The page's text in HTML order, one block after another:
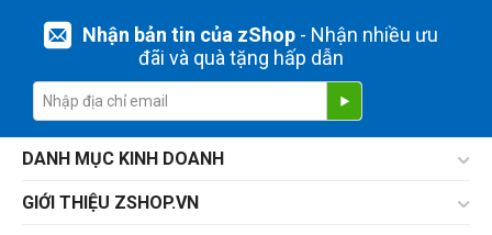
Nhận bản tin của zShop- Nhận nhiều ưu
đãi và quà tặng hấp dẫn
DANH MỤC KINH DOANH
GIỚI THIỆU ZSHOP.VN